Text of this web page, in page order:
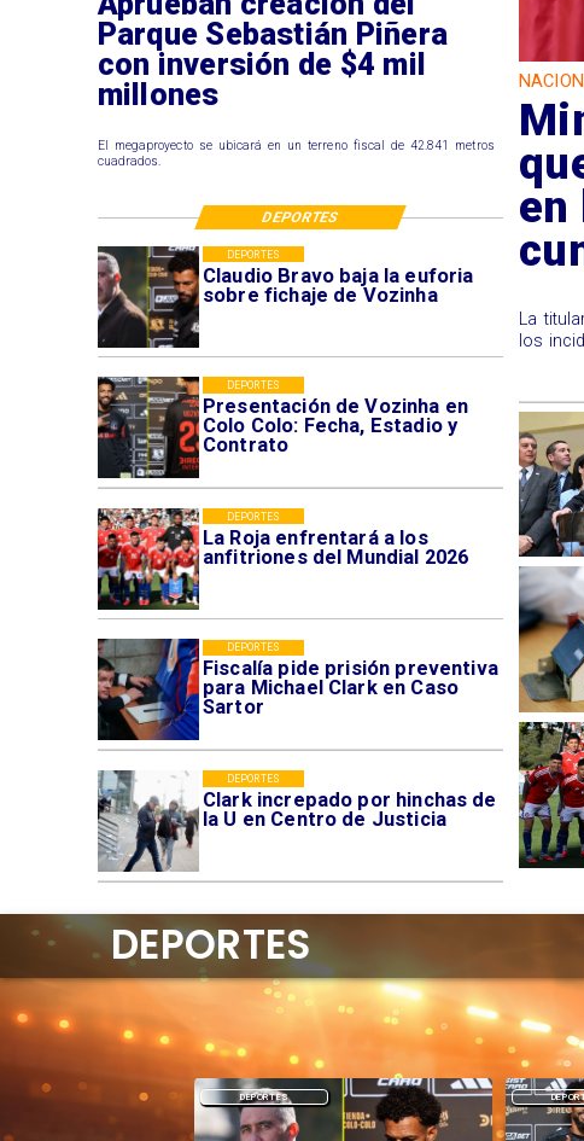
Claudio Bravo baja la euforia
sobre fichaje de Vozinha
DEPORTES
Presentación de Vozinha en
Colo Colo: Fecha, Estadio y
Contrato
DEPORTES
La Roja enfrentará a los
anfitriones del Mundial 2026
DEPORTES
Fiscalía pide prisión preventiva
para Michael Clark en Caso
Sartor
DEPORTES
Clark increpado por hinchas de
la U en Centro de Justicia
DEPORTES
Parque Sebastián Piñera
con inversión de $4 mil
millones
El megaproyecto se ubicará en un terreno fiscal de 42.841 metros
cuadrados.
en
La
los
DEPORTES
DEPORTES
DEPORTES